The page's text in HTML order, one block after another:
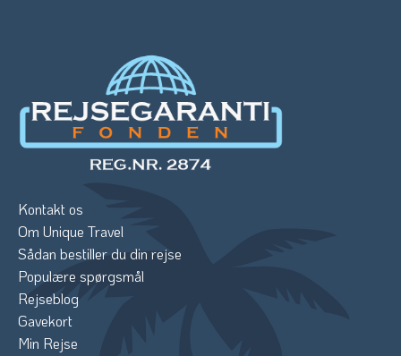
Kontakt os
Om Unique Travel
Sådan bestiller du din rejse
Populære spørgsmål
Rejseblog
Gavekort
Min Rejse